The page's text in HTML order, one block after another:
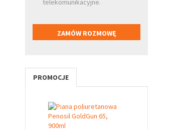
telekomunikacyjne.
PROMOCJE